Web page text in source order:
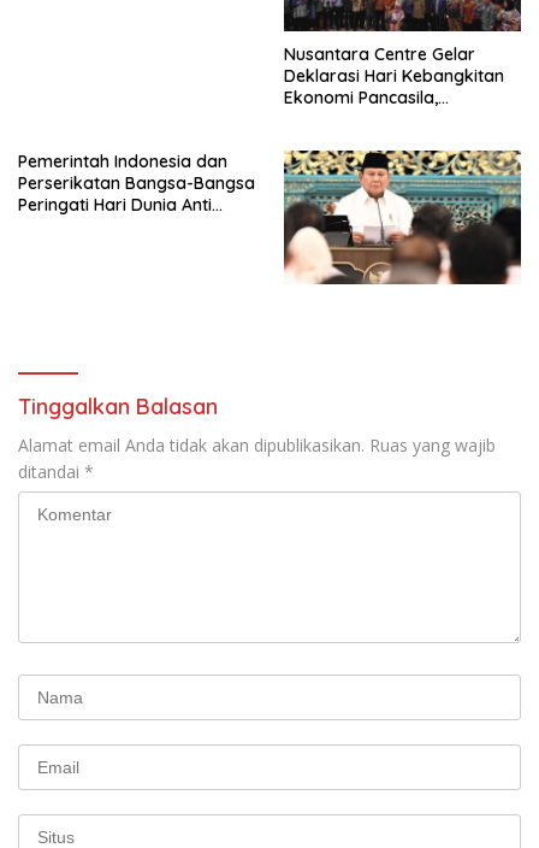
Nusantara Centre Gelar
Deklarasi Hari Kebangkitan
Ekonomi Pancasila,
Penjajahan (Pergolakan
Ekonomi Politik Indonesia) &
Simposium Nasional “Urgensi
Undang-Undang
Perekonomian Nasional dan
Kesejahteraan Sosial dalam
Pemerintah Indonesia dan
Perserikatan Bangsa-Bangsa
Peringati Hari Dunia Anti
Tinggalkan Balasan
Alamat email Anda tidak akan dipublikasikan. Ruas yang wajib
ditandai *